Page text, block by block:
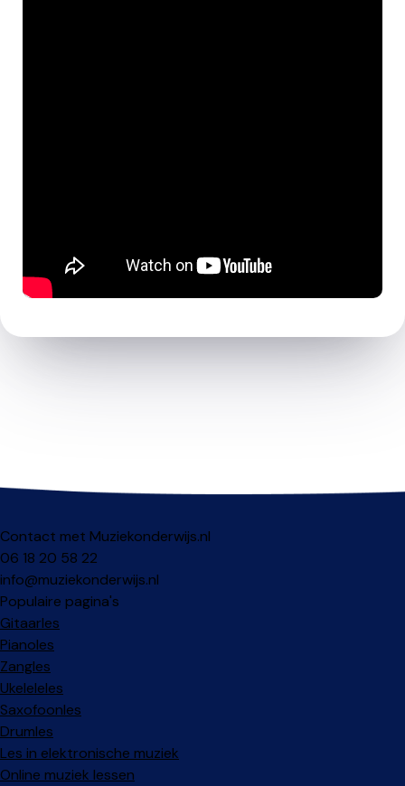
Contact met Muziekonderwijs.nl
06 18 20 58 22
info@muziekonderwijs.nl
Populaire pagina's
Gitaarles
Pianoles
Zangles
Ukeleleles
Saxofoonles
Drumles
Les in elektronische muziek
Online muziek lessen